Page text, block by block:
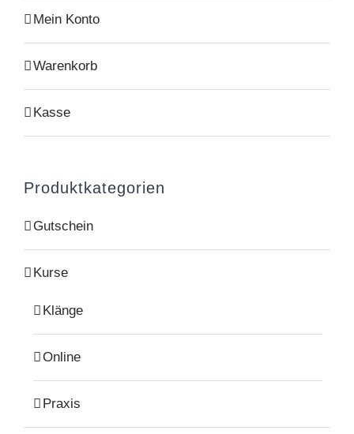
Mein Konto
Warenkorb
Kasse
Produktkategorien
Gutschein
Kurse
Klänge
Online
Praxis